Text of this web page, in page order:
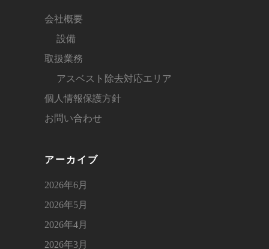
会社概要
設備
取扱業務
アスベスト除去対応エリア
個人情報保護方針
お問い合わせ
アーカイブ
2026年6月
2026年5月
2026年4月
2026年3月